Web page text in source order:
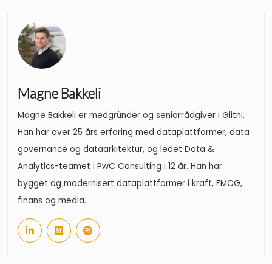
Magne Bakkeli
Magne Bakkeli er medgründer og seniorrådgiver i Glitni.
Han har over 25 års erfaring med dataplattformer, data
governance og dataarkitektur, og ledet Data &
Analytics-teamet i PwC Consulting i 12 år. Han har
bygget og modernisert dataplattformer i kraft, FMCG,
finans og media.